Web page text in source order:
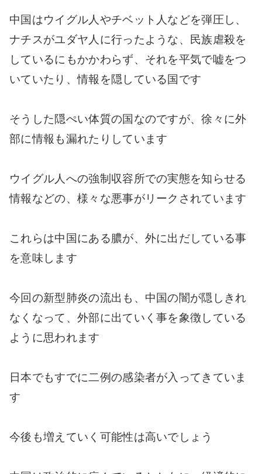
中国はウイグル人やチベット人などを弾圧し、
ナチスがユダヤ人に行ったような、民族虐殺を
しているにもかかわらず、それを平気で嘘をつ
いていたり、情報を隠している国です
そうした隠ぺい体質の国なのですが、徐々に外
部に情報も漏れたりしています
ウイグル人への強制収容所での実態を知らせる
情報などの、様々な悪事がリークされています
これらは中国にある膿が、外に出だしている事
を意味します
今回の新型肺炎の流出も、中国の闇が隠しきれ
なくなって、外部に出ていく事を象徴している
ように思われます
日本でもすでに二例の感染者が入ってきていま
す
今後も増えていく可能性は高いでしょう